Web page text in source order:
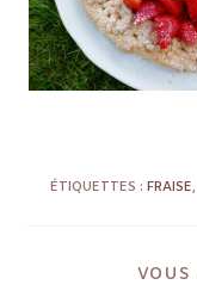
ÉTIQUETTES :FRAISE,